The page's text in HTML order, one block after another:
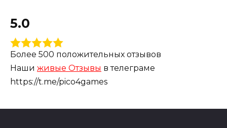
5.0
Более 500 положительных отзывов
Наши живые Отзывы в телеграме
https://t.me/pico4games